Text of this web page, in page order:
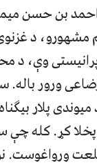
بن حسن
د
وې، د
ورور باله.
میوندی پلار
پخلا کړ. کله
ورواغوست.